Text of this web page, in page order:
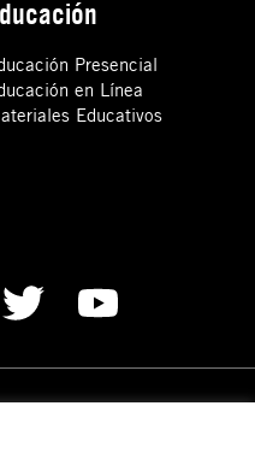
Presencial
en Línea
Educativos